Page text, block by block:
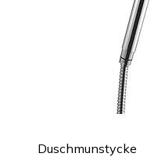
Duschmunstycke